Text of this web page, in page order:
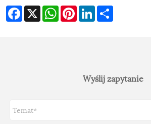
Facebook
X WhatsAppPinterestLinkedIn
Wyślij zapytanie